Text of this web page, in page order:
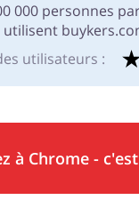
Se connecter
000 personnes
utilisent
utilisateurs :
à Chrome -